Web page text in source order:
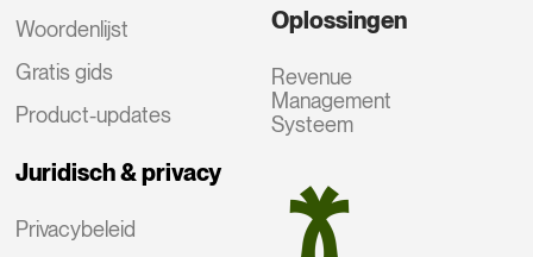
Woordenlijst
Gratis gids
Product-updates
Juridisch & privacy
Privacybeleid
Oplossingen
Revenue
Management
Systeem